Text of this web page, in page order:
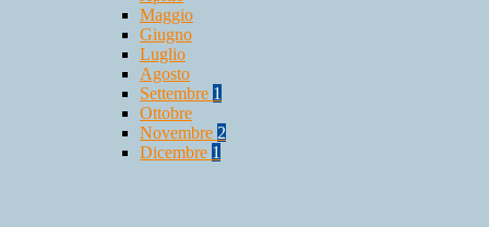
Maggio
Giugno
Luglio
Agosto
Settembre 1
Ottobre
Novembre 2
Dicembre 1